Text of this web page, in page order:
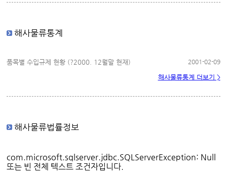
해사물류통계
품목별 수입규제 현황 (?2000. 12월말 현재) 2001-02-09
해사물류통계 더보기 >
해사물류법률정보
com.microsoft.sqlserver.jdbc.SQLServerException: Null
또는 빈 전체 텍스트 조건자입니다.